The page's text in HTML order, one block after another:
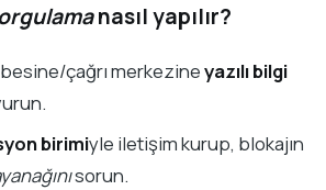
nasıl yapılır?
çağrı merkezineyazılı bilgi
birimiyle iletişim kurup, blokajın
sorun.